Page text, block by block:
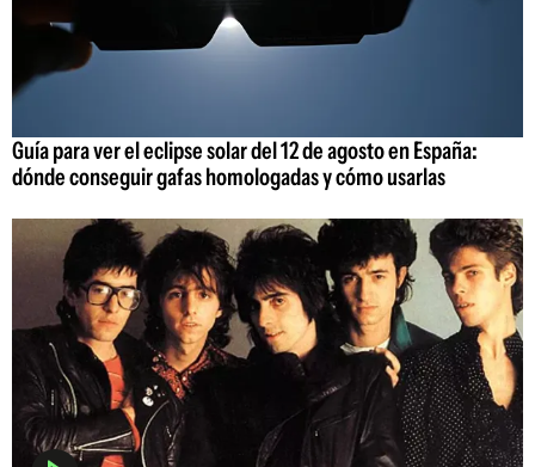
Guía para ver el eclipse solar del 12 de agosto en España:
dónde conseguir gafas homologadas y cómo usarlas